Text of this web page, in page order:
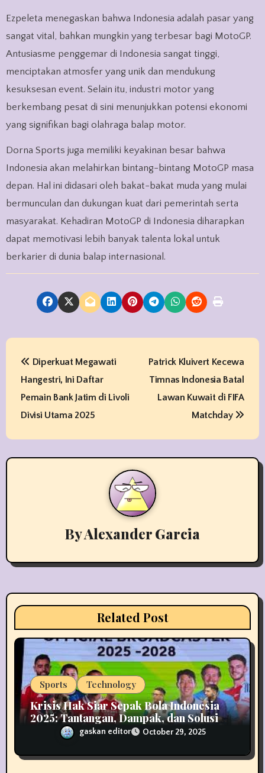
Ezpeleta menegaskan bahwa Indonesia adalah pasar yang
sangat vital, bahkan mungkin yang terbesar bagi MotoGP.
Antusiasme penggemar di Indonesia sangat tinggi,
menciptakan atmosfer yang unik dan mendukung
kesuksesan event. Selain itu, industri motor yang
berkembang pesat di sini menunjukkan potensi ekonomi
yang signifikan bagi olahraga balap motor.
Dorna Sports juga memiliki keyakinan besar bahwa
Indonesia akan melahirkan bintang-bintang MotoGP masa
depan. Hal ini didasari oleh bakat-bakat muda yang mulai
bermunculan dan dukungan kuat dari pemerintah serta
masyarakat. Kehadiran MotoGP di Indonesia diharapkan
dapat memotivasi lebih banyak talenta lokal untuk
berkarier di dunia balap internasional.
P
n
a
a
t
o
Diperkuat Megawati
Hangestri, Ini Daftar
Pemain Bank Jatim di Livoli
Divisi Utama 2025
Patrick Kluivert Kecewa
Timnas Indonesia Batal
Lawan Kuwait di FIFA
Matchday
ByAlexander Garcia
Related Post
Sports Technology
Krisis Hak Siar Sepak Bola Indonesia
2025: Tantangan, Dampak, dan Solusi
Industri Mediagaskan editor October 29, 2025